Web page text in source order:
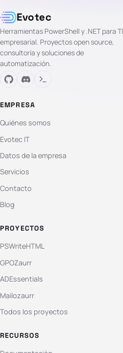
Evotec
Herramientas PowerShell y .NET para TI
empresarial. Proyectos open source,
consultoría y soluciones de
automatización.
EMPRESA
Quiénes somos
Evotec IT
Datos de la empresa
Servicios
Contacto
Blog
PROYECTOS
PSWriteHTML
GPOZaurr
ADEssentials
Mailozaurr
Todos los proyectos
RECURSOS